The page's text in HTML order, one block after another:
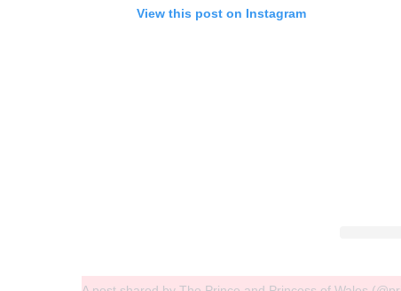
View this post on Instagram